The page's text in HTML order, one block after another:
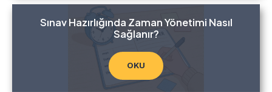
Sınav Hazırlığında Zaman Yönetimi Nasıl
Sağlanır?
OKU